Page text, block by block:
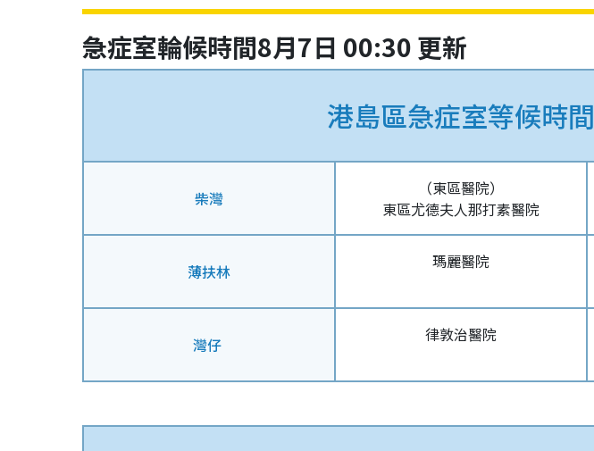
急症室輪候時間8月7日 00:30 更新
港島區急症室等候時間
柴灣
（東區醫院）
東區尤德夫人那打素醫院
薄扶林 瑪麗醫院
灣仔 律敦治醫院